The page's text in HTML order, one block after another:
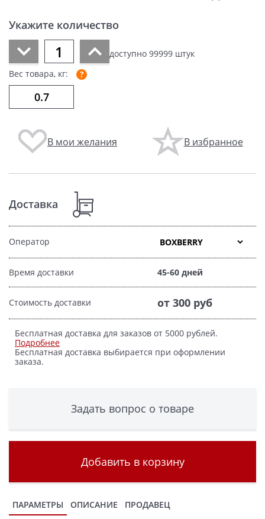
Укажите количество
доступно 99999 штук
Вес товара, кг:
В мои желания В избранное
Доставка
Оператор
Время доставки 45-60 дней
Стоимость доставки от 300 руб
Бесплатная доставка для заказов от 5000 рублей.
Подробнее
Бесплатная доставка выбирается при оформлении
заказа.
Задать вопрос о товаре
Добавить в корзину
ПАРАМЕТРЫ ОПИСАНИЕ ПРОДАВЕЦ